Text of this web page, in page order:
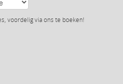
voordelig via ons te boeken!